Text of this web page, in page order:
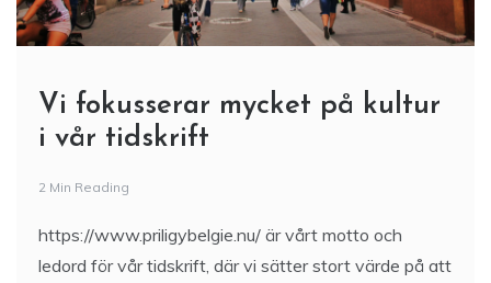
Vi fokusserar mycket på kultur
i vår tidskrift
2 Min Reading
https://www.priligybelgie.nu/ är vårt motto och
ledord för vår tidskrift, där vi sätter stort värde på att